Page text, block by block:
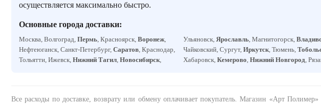
осуществляется максимально быстро.
Основные города доставки:
Москва, Волгоград, Пермь, Красноярск, Воронеж,
Нефтеюганск, Санкт-Петербург, Саратов, Краснодар,
Тольятти, Ижевск, Нижний Тагил, Новосибирск,
Ульяновск, Ярославль, Магнитогорск,
Чайковский, Сургут, Иркутск, Тюмень,
Хабаровск, Кемерово, Нижний Новгород,
Все расходы по доставке, возврату или обмену оплачивает покупатель. Магазин «Арт